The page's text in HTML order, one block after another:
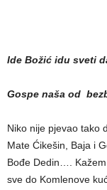
Ide Božić idu sveti
Gospe naša od
Niko nije pjevao tako
Mate Ćikešin, Baja i
Bođe Dedin….
sve do Komlenove